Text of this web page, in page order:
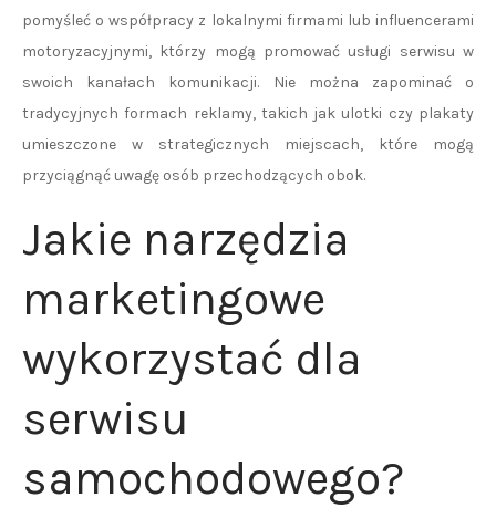
pomyśleć o współpracy z lokalnymi firmami lub influencerami
motoryzacyjnymi, którzy mogą promować usługi serwisu w
swoich kanałach komunikacji. Nie można zapominać o
tradycyjnych formach reklamy, takich jak ulotki czy plakaty
umieszczone w strategicznych miejscach, które mogą
przyciągnąć uwagę osób przechodzących obok.
Jakie narzędzia
marketingowe
wykorzystać dla
serwisu
samochodowego?